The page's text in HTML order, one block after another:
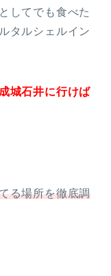
してでも食べた
タルシェルイン
城石井に行けば
る場所を徹底調